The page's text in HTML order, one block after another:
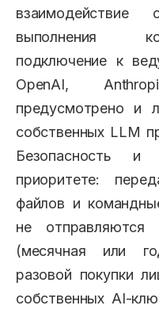
выполнения
подключение к
OpenAI,
предусмотрено и
собственных LLM
Безопасность и
приоритете:
файлов и
не отправляются
(месячная или
разовой покупки
собственных AI-